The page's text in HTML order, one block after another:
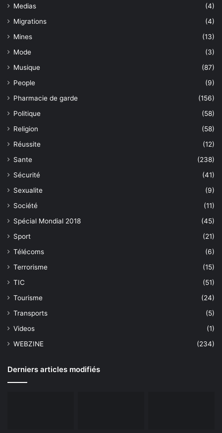
Medias
(4)
Migrations
(4)
Mines
(13)
Mode
(3)
Musique
(87)
People
(9)
Pharmacie de garde
(156)
Politique
(58)
Religion
(58)
Réussite
(12)
Sante
(238)
Sécurité
(41)
Sexualite
(9)
Société
(11)
Spécial Mondial 2018
(45)
Sport
(21)
Télécoms
(6)
Terrorisme
(15)
TIC
(51)
Tourisme
(24)
Transports
(5)
Videos
(1)
WEBZINE
(234)
Derniers articles modifiés